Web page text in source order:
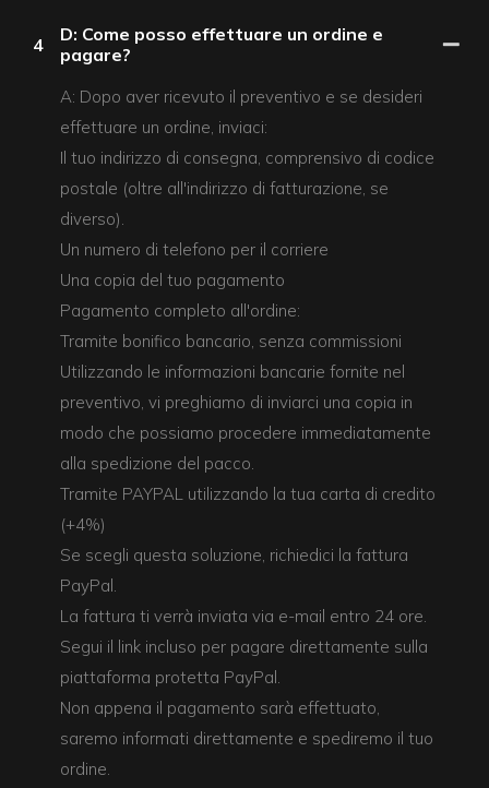
4
D: Come posso effettuare un ordine e
pagare?
A: Dopo aver ricevuto il preventivo e se desideri
effettuare un ordine, inviaci:
Il tuo indirizzo di consegna, comprensivo di codice
postale (oltre all'indirizzo di fatturazione, se
diverso).
Un numero di telefono per il corriere
Una copia del tuo pagamento
Pagamento completo all'ordine:
Tramite bonifico bancario, senza commissioni
Utilizzando le informazioni bancarie fornite nel
preventivo, vi preghiamo di inviarci una copia in
modo che possiamo procedere immediatamente
alla spedizione del pacco.
Tramite PAYPAL utilizzando la tua carta di credito
(+4%)
Se scegli questa soluzione, richiedici la fattura
PayPal.
La fattura ti verrà inviata via e-mail entro 24 ore.
Segui il link incluso per pagare direttamente sulla
piattaforma protetta PayPal.
Non appena il pagamento sarà effettuato,
saremo informati direttamente e spediremo il tuo
ordine.